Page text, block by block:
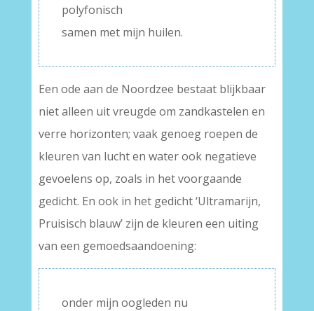
polyfonisch
samen met mijn huilen.
Een ode aan de Noordzee bestaat blijkbaar
niet alleen uit vreugde om zandkastelen en
verre horizonten; vaak genoeg roepen de
kleuren van lucht en water ook negatieve
gevoelens op, zoals in het voorgaande
gedicht. En ook in het gedicht ‘Ultramarijn,
Pruisisch blauw’ zijn de kleuren een uiting
van een gemoedsaandoening:
onder mijn oogleden nu